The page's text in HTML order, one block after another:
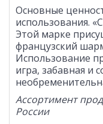
Основные
использования.
Этой марке
французский
Использование
игра, забавная и
Ассортимент
России